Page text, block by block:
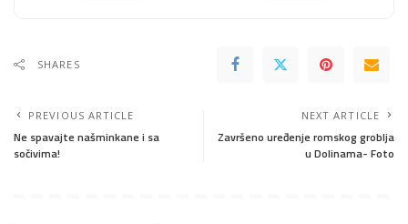
SHARES
PREVIOUS ARTICLE
Ne spavajte našminkane i sa
sočivima!
NEXT ARTICLE
Završeno uređenje romskog groblja
u Dolinama- Foto